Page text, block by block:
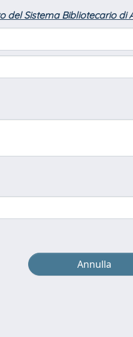
del Sistema Bibliotecario di
Annulla